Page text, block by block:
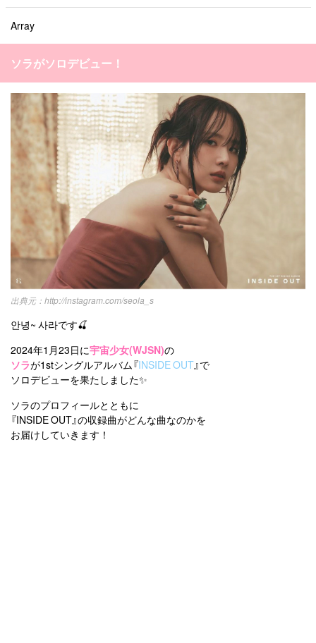
すべての記事
manimani について
カテゴリー一覧
タグ一覧
キュレーター一覧
運営会社
利用規約
プライバシーポリシー
お問い合わせ
韓国 オルチャン 韓国コスメ 韓国トレンド
韓国旅行 韓国ファッション 韓国アイドル
メイク k-pop コスメ ファッション
kpop トレンド 韓国メイク
オルチャンメイク 人気
韓国ドラマ カフェ かわいい
Array
ソラがソロデビュー！
http://instagram.com/seola_s
안녕~ 사라です🍒
2024年1月23日に宇宙少女(WJSN)の
ソラが1stシングルアルバム『INSIDE OUT』で
ソロデビューを果たしました✨
ソラのプロフィールとともに
『INSIDE OUT』の収録曲がどんな曲なのかを
お届けしていきます！